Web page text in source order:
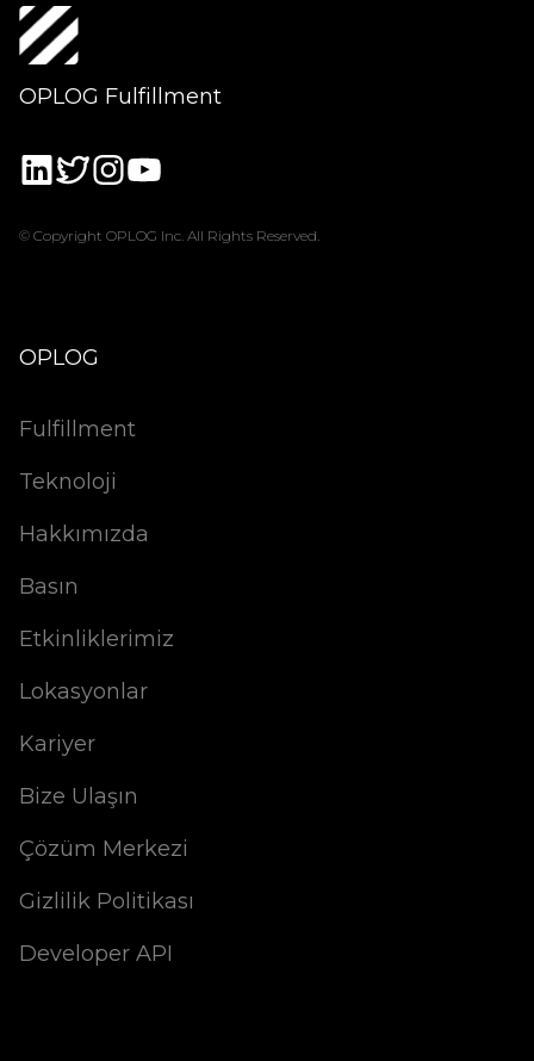
OPLOG Fulfillment
© Copyright OPLOG Inc. All Rights Reserved.
OPLOG
Fulfillment
Teknoloji
Hakkımızda
Basın
Etkinliklerimiz
Lokasyonlar
Kariyer
Bize Ulaşın
Çözüm Merkezi
Gizlilik Politikası
Developer API